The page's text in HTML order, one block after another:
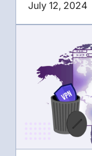
July 12, 2024